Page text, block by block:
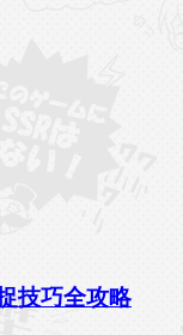
技巧全攻略